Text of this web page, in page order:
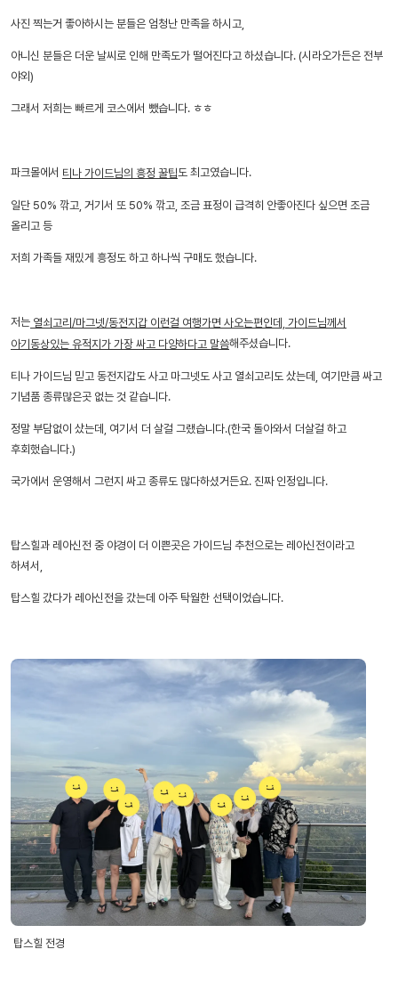
사진 찍는거 좋아하시는 분들은 엄청난 만족을 하시고,
아니신 분들은 더운 날씨로 인해 만족도가 떨어진다고 하셨습니다. (시라오가든은 전부
야외)
그래서 저희는 빠르게 코스에서 뺐습니다. ㅎㅎ
파크몰에서 티나 가이드님의 흥정 꿀팁 도 최고였습니다.
일단 50% 깎고, 거기서 또 50% 깎고, 조금 표정이 급격히 안좋아진다 싶으면 조금
올리고 등
저희 가족들 재밌게 흥정도 하고 하나씩 구매도 했습니다.
저는 열쇠고리/마그넷/동전지갑 이런걸 여행가면 사오는편인데, 가이드님께서
아기동상있는 유적지가 가장 싸고 다양하다고 말씀해주셨습니다.
티나 가이드님 믿고 동전지갑도 사고 마그넷도 사고 열쇠고리도 샀는데, 여기만큼 싸고
기념품 종류많은곳 없는 것 같습니다.
정말 부담없이 샀는데, 여기서 더 살걸 그랬습니다.(한국 돌아와서 더살걸 하고
후회했습니다.)
국가에서 운영해서 그런지 싸고 종류도 많다하셨거든요. 진짜 인정입니다.
탑스힐과 레아신전 중 야경이 더 이쁜곳은 가이드님 추천으로는 레아신전이라고
하셔서,
탑스힐 갔다가 레아신전을 갔는데 아주 탁월한 선택이었습니다.
탑스힐 전경